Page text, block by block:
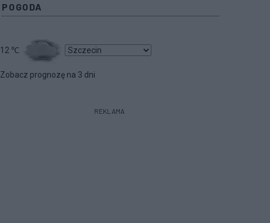
POGODA
12 ℃
Zobacz prognozę na 3 dni
REKLAMA